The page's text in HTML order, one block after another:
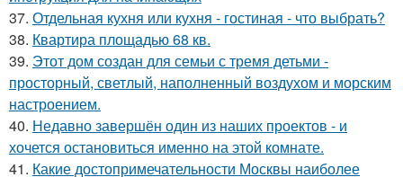
37. Отдельная кухня или кухня - гостиная - что выбрать?
38. Квартира площадью 68 кв.
39. Этот дом создан для семьи с тремя детьми -
просторный, светлый, наполненный воздухом и морским
настроением.
40. Недавно завершён один из наших проектов - и
хочется остановиться именно на этой комнате.
41. Какие достопримечательности Москвы наиболее